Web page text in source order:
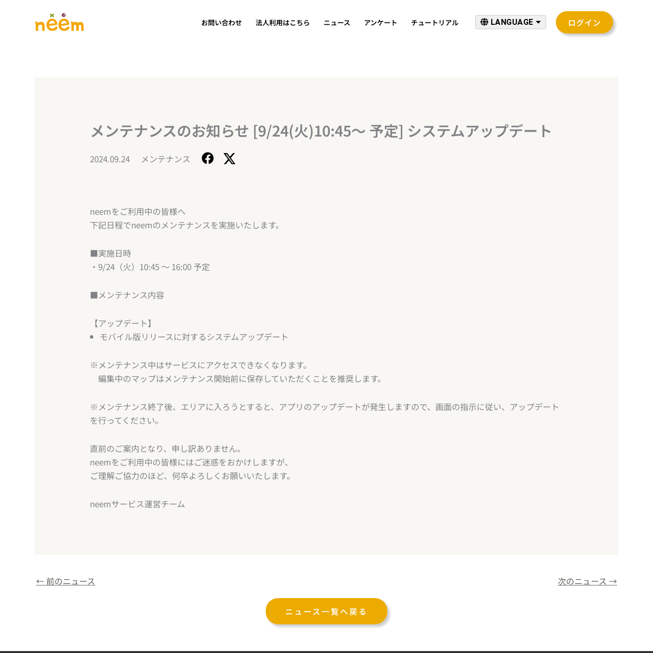
お問い合わせ 法人利用はこちら ニュース アンケート チュートリアル LANGUAGE ログイン
メンテナンスのお知らせ [9/24(火)10:45～ 予定] システムアップデート
2024.09.24 メンテナンス
neemをご利用中の皆様へ
下記日程でneemのメンテナンスを実施いたします。
■実施日時
・9/24（火）10:45 ～ 16:00 予定
■メンテナンス内容
【アップデート】
モバイル版リリースに対するシステムアップデート
※メンテナンス中はサービスにアクセスできなくなります。
編集中のマップはメンテナンス開始前に保存していただくことを推奨します。
※メンテナンス終了後、エリアに入ろうとすると、アプリのアップデートが発生しますので、画面の指示に従い、アップデート
を行ってください。
直前のご案内となり、申し訳ありません。
neemをご利用中の皆様にはご迷惑をおかけしますが、
ご理解ご協力のほど、何卒よろしくお願いいたします。
neemサービス運営チーム
← 前のニュース 次のニュース →
ニュース一覧へ戻る